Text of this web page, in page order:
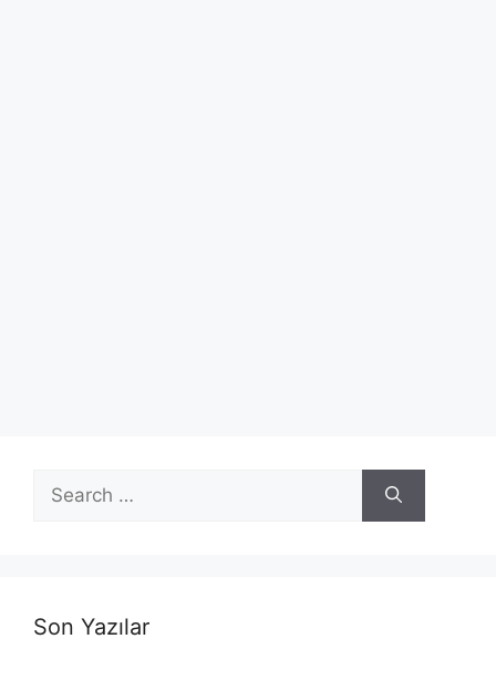
Search
for:
Son Yazılar